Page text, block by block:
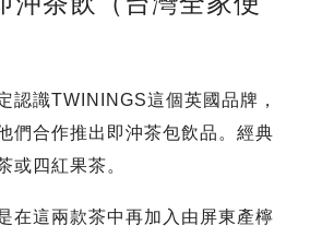
認識TWININGS這個英國品牌，
們合作推出即沖茶包飲品。經典
或四紅果茶。
在這兩款茶中再加入由屏東產檸